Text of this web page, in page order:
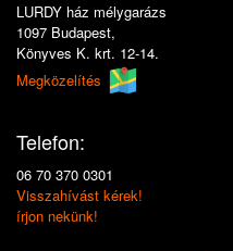
LURDY ház mélygarázs
1097 Budapest,
Könyves K. krt. 12-14.
Megközelítés
Telefon:
06 70 370 0301
Visszahívást kérek!
írjon nekünk!